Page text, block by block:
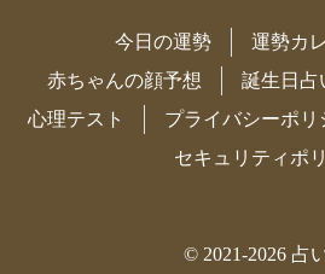
今日の運勢
運勢カ
赤ちゃんの顔予想
誕生日占
心理テスト
プライバシーポリ
セキュリティポ
© 2021-2026 占